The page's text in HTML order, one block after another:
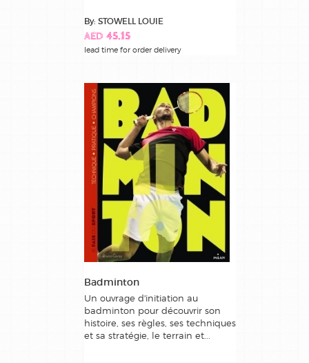
By: STOWELL LOUIE
AED 45.15
lead time for order delivery
Badminton
Un ouvrage d'initiation au
badminton pour découvrir son
histoire, ses règles, ses techniques
et sa stratégie, le terrain et...